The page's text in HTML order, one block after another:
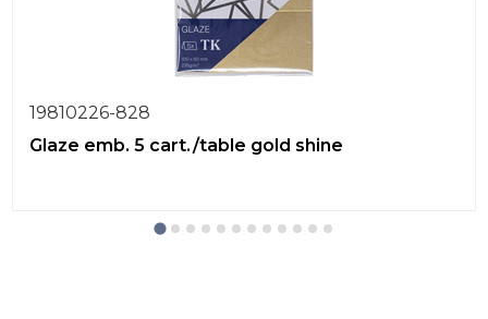
19810226-828
Glaze emb. 5 cart./table gold shine